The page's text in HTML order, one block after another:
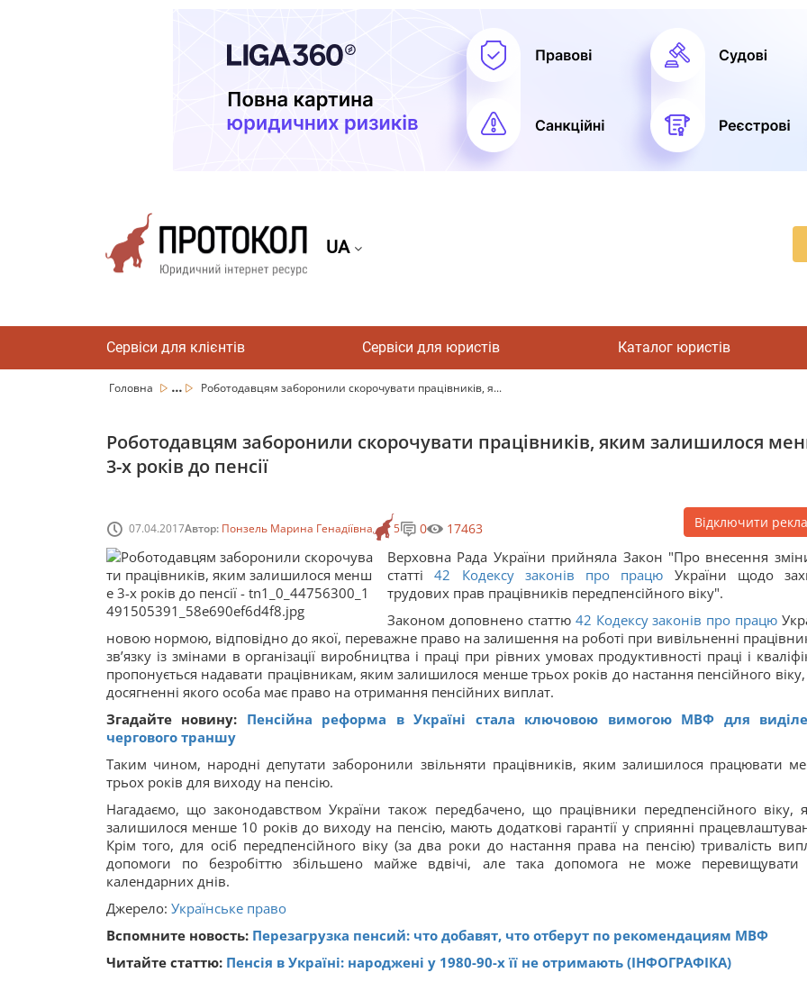
UA
Сервіси для клієнтів Сервіси для юристів Каталог юристів
Головна ... Роботодавцям заборонили скорочувати працівників, я...
Роботодавцям заборонили скорочувати працівників, яким залишилося
3-х років до пенсії
07.04.2017Автор: Понзель Марина Генадіївна 5 0 17463 Відключити
Верховна Рада України прийняла Закон "Про внесення
статті 42 Кодексу законів про працю України щодо
трудових прав працівників передпенсійного віку".
Законом доповнено статтю42 Кодексу законів про працю
новою нормою, відповідно до якої, переважне право на залишення на роботі при вивільненні
зв’язку із змінами в організації виробництва і праці при рівних умовах продуктивності праці і
пропонується надавати працівникам, яким залишилося менше трьох років до настання пенсійного
досягненні якого особа має право на отримання пенсійних виплат.
Згадайте новину: Пенсійна реформа в Україні стала ключовою вимогою МВФ для
чергового траншу
Таким чином, народні депутати заборонили звільняти працівників, яким залишилося працювати
трьох років для виходу на пенсію.
Нагадаємо, що законодавством України також передбачено, що працівники передпенсійного віку,
залишилося менше 10 років до виходу на пенсію, мають додаткові гарантії у сприянні
Крім того, для осіб передпенсійного віку (за два роки до настання права на пенсію) тривалість
допомоги по безробіттю збільшено майже вдвічі, але така допомога не може перевищувати
календарних днів.
Джерело: Українське право
Вспомните новость: Перезагрузка пенсий: что добавят, что отберут по рекомендациям МВФ
Читайте статтю: Пенсія в Україні: народжені у 1980-90-х її не отримають (ІНФОГРАФІКА)